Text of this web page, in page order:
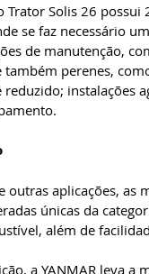
Solis 26
se faz necessário
de manutenção,
perenes,
instalações
aplicações, as
únicas da
além de
a YANMAR leva a